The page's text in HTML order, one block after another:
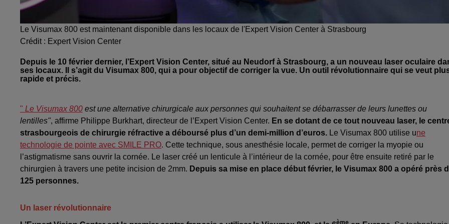
Le Visumax 800 est maintenant disponible dans les locaux de l'Expert Vision Center à Strasbourg
Crédit : Expert Vision Center
Depuis le 10 février dernier, l’Expert Vision Center, situé au Neudorf à Strasbourg, a un nouveau laser oculaire
ses locaux. Il s’agit du Visumax 800, qui a pour objectif de corriger la vue. Un outil révolutionnaire qui se veut
rapide et précis.
" Le Visumax 800 est une alternative chirurgicale aux personnes qui souhaitent se débarrasser de leurs lunettes ou
lentilles", affirme Philippe Burkhart, directeur de l’Expert Vision Center. En se dotant de ce tout nouveau laser, le
strasbourgeois de chirurgie réfractive a déboursé plus d’un demi-million d’euros. Le Visumax 800 utilise une
technologie de pointe avec SMILE PRO. Cette technique, sous anesthésie locale, permet de corriger la myopie ou
l’astigmatisme sans ouvrir la cornée. Le laser créé un lenticule à l’intérieur de la cornée, pour être ensuite retiré par le
chirurgien à travers une petite incision de 2mm. Depuis sa mise en place début février, le Visumax 800 a opéré près
125 personnes.
Un laser révolutionnaire
ème